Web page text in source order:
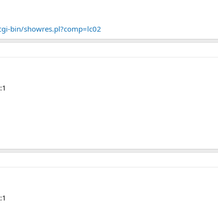
bin/showres.pl?comp=lc02